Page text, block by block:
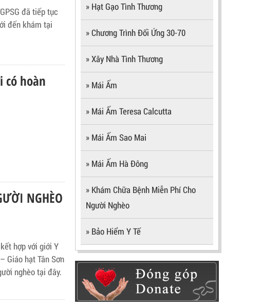
đã tiếp tục
đến khám tại
có hoàn
NGHÈO
hợp với giới Y
Giáo hạt Tân Sơn
nghèo tại đây.
» Hạt Gạo Tình Thương
» Chương Trình Đối Ứng 30-70
» Xây Nhà Tình Thương
» Mái Ấm
» Mái Ấm Teresa Calcutta
» Mái Ấm Sao Mai
» Mái Ấm Hà Đông
» Khám Chữa Bệnh Miễn Phí Cho
Người Nghèo
» Bảo Hiểm Y Tế